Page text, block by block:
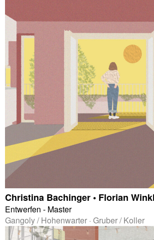
Christina Bachinger • Florian
Entwerfen - Master
Gangoly / Hohenwarter · Gruber / Koller